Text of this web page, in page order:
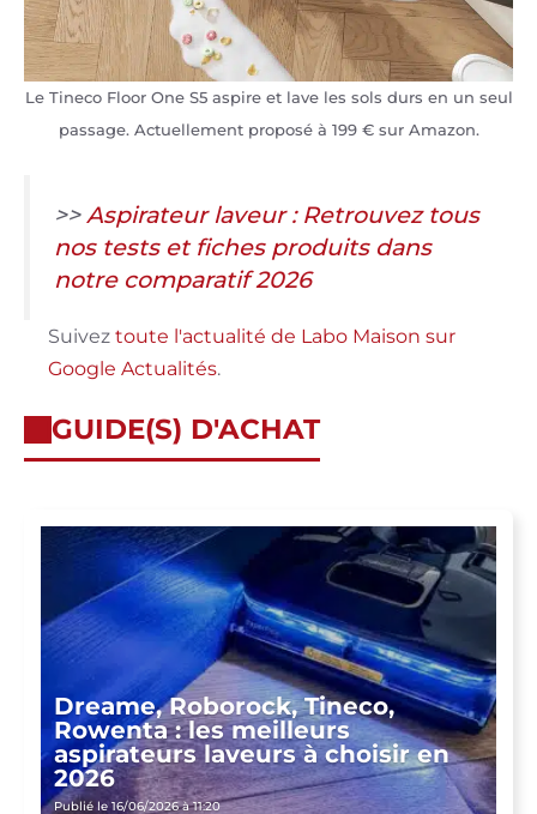
Le Tineco Floor One S5 aspire et lave les sols durs en un seul
passage. Actuellement proposé à 199 € sur Amazon.
>> Aspirateur laveur : Retrouvez tous
nos tests et fiches produits dans
notre comparatif 2026
Suivez toute l'actualité de Labo Maison sur
Google Actualités.
GUIDE(S) D'ACHAT
Dreame, Roborock, Tineco,
Rowenta : les meilleurs
aspirateurs laveurs à choisir en
2026
Publié le 16/06/2026 à 11:20